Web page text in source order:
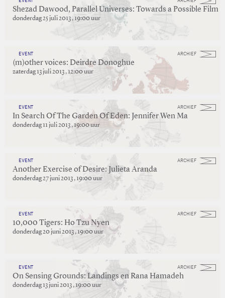
Shezad Dawood, Parallel Universes: Towards a Possible Film
donderdag 25 juli 2013 , 19:00 uur
ARCHIEF
EVENT
(m)other voices: Deirdre Donoghue
zaterdag 13 juli 2013 , 12:00 uur
ARCHIEF
EVENT
In Search Of The Garden Of Eden: Jennifer Wen Ma
donderdag 11 juli 2013 , 19:00 uur
ARCHIEF
EVENT
Another Exercise of Desire: Julieta Aranda
donderdag 27 juni 2013 , 19:00 uur
ARCHIEF
EVENT
10,000 Tigers: Ho Tzu Nyen
donderdag 20 juni 2013 , 19:00 uur
ARCHIEF
EVENT
On Sensing Grounds: Landings en Rana Hamadeh
donderdag 13 juni 2013 , 19:00 uur